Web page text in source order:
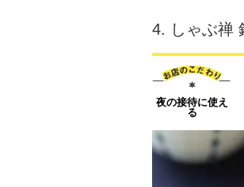
4. しゃぶ禅
夜の接待に使え
る